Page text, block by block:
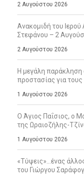
2 Αυγούστου 2026
Ανακομιδή του
Στεφάνου – 2
2 Αυγούστου 2026
Η μεγάλη παράκληση
προστασίας για
1 Αυγούστου 2026
Ο Άγιος Παΐσιος, ο
της Ωραιοζήλης-
1 Αυγούστου 2026
«Τύψεις»…ένας
του Γιώργου